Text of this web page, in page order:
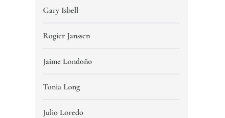
Gary Isbell
Rogier Janssen
Jaime Londoño
Tonia Long
Julio Loredo